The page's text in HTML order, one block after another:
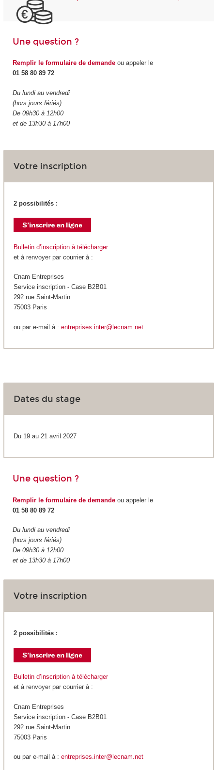
Une question ?
Remplir le formulaire de demandeou appeler le
01 58 80 89 72
Du lundi au vendredi
(hors jours fériés)
De 09h30 à 12h00
et de 13h30 à 17h00
Votre inscription
2 possibilités :
Bulletin d’inscription à télécharger
et à renvoyer par courrier à :
Cnam Entreprises
Service inscription - Case B2B01
292 rue Saint-Martin
75003 Paris
ou par e-mail à : entreprises.inter@lecnam.net
Dates du stage
Du 19 au 21 avril 2027
Une question ?
Remplir le formulaire de demandeou appeler le
01 58 80 89 72
Du lundi au vendredi
(hors jours fériés)
De 09h30 à 12h00
et de 13h30 à 17h00
Votre inscription
2 possibilités :
Bulletin d’inscription à télécharger
et à renvoyer par courrier à :
Cnam Entreprises
Service inscription - Case B2B01
292 rue Saint-Martin
75003 Paris
ou par e-mail à : entreprises.inter@lecnam.net